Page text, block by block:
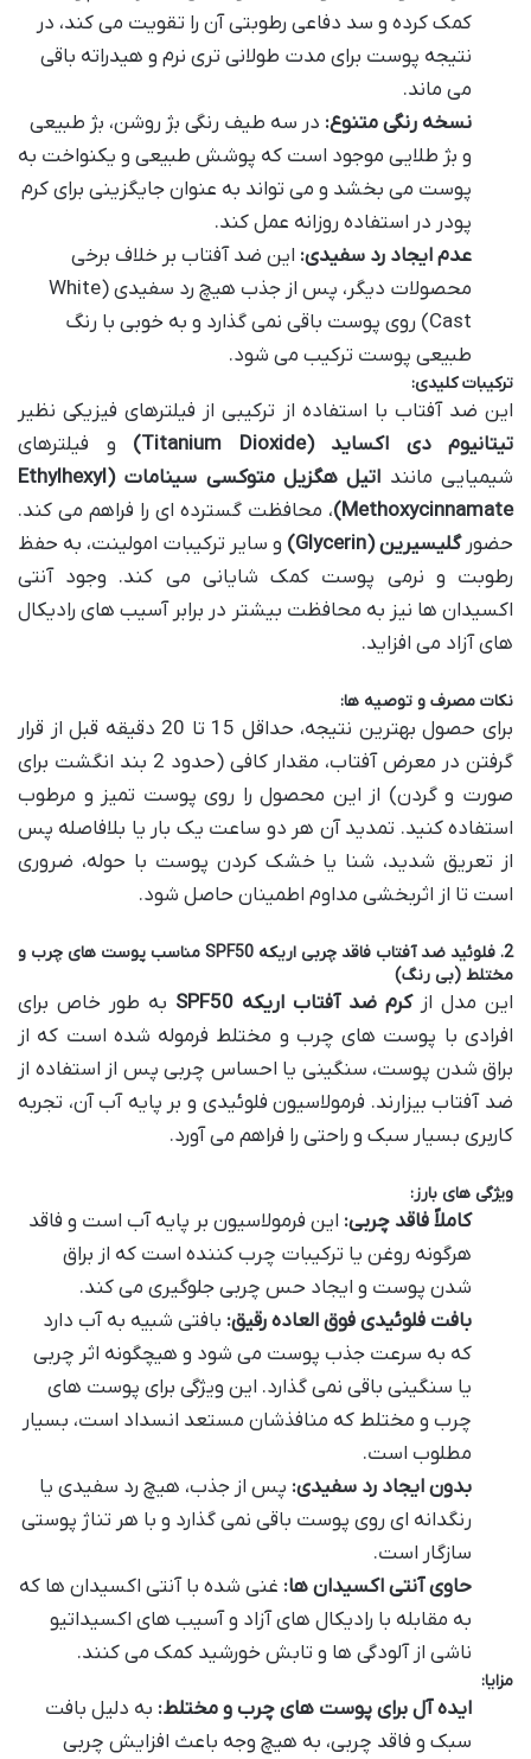
کمک کرده و سد دفاعی رطوبتی آن را تقویت می کند، در
نتیجه پوست برای مدت طولانی تری نرم و هیدراته باقی
می ماند.
نسخه رنگی متنوع: در سه طیف رنگی بژ روشن، بژ طبیعی
و بژ طلایی موجود است که پوشش طبیعی و یکنواخت به
پوست می بخشد و می تواند به عنوان جایگزینی برای کرم
پودر در استفاده روزانه عمل کند.
عدم ایجاد رد سفیدی: این ضد آفتاب بر خلاف برخی
محصولات دیگر، پس از جذب هیچ رد سفیدی (White
Cast) روی پوست باقی نمی گذارد و به خوبی با رنگ
طبیعی پوست ترکیب می شود.
ترکیبات کلیدی:
این ضد آفتاب با استفاده از ترکیبی از فیلترهای فیزیکی نظیر
تیتانیوم دی اکساید (Titanium Dioxide)
و فیلترهای
شیمیایی مانند
اتیل هگزیل متوکسی سینامات (Ethylhexyl
Methoxycinnamate) ، محافظت گسترده ای را فراهم می کند.
حضورگلیسیرین (Glycerin)
و سایر ترکیبات امولینت، به حفظ
رطوبت و نرمی پوست کمک شایانی می کند. وجود آنتی
اکسیدان ها نیز به محافظت بیشتر در برابر آسیب های رادیکال
های آزاد می افزاید.
نکات مصرف و توصیه ها:
برای حصول بهترین نتیجه، حداقل 15 تا 20 دقیقه قبل از قرار
گرفتن در معرض آفتاب، مقدار کافی (حدود 2 بند انگشت برای
صورت و گردن) از این محصول را روی پوست تمیز و مرطوب
استفاده کنید. تمدید آن هر دو ساعت یک بار یا بلافاصله پس
از تعریق شدید، شنا یا خشک کردن پوست با حوله، ضروری
است تا از اثربخشی مداوم اطمینان حاصل شود.
2. فلوئید ضد آفتاب فاقد چربی اریکه SPF50 مناسب پوست های چرب و
مختلط (بی رنگ)
این مدل ازکرم ضد آفتاب اریکه SPF50
به طور خاص برای
افرادی با پوست های چرب و مختلط فرموله شده است که از
براق شدن پوست، سنگینی یا احساس چربی پس از استفاده از
ضد آفتاب بیزارند. فرمولاسیون فلوئیدی و بر پایه آب آن، تجربه
کاربری بسیار سبک و راحتی را فراهم می آورد.
ویژگی های بارز:
کاملاً فاقد چربی: این فرمولاسیون بر پایه آب است و فاقد
هرگونه روغن یا ترکیبات چرب کننده است که از براق
شدن پوست و ایجاد حس چربی جلوگیری می کند.
بافت فلوئیدی فوق العاده رقیق: بافتی شبیه به آب دارد
که به سرعت جذب پوست می شود و هیچگونه اثر چربی
یا سنگینی باقی نمی گذارد. این ویژگی برای پوست های
چرب و مختلط که منافذشان مستعد انسداد است، بسیار
مطلوب است.
بدون ایجاد رد سفیدی: پس از جذب، هیچ رد سفیدی یا
رنگدانه ای روی پوست باقی نمی گذارد و با هر تناژ پوستی
سازگار است.
حاوی آنتی اکسیدان ها: غنی شده با آنتی اکسیدان ها که
به مقابله با رادیکال های آزاد و آسیب های اکسیداتیو
ناشی از آلودگی ها و تابش خورشید کمک می کنند.
مزایا:
ایده آل برای پوست های چرب و مختلط: به دلیل بافت
سبک و فاقد چربی، به هیچ وجه باعث افزایش چربی